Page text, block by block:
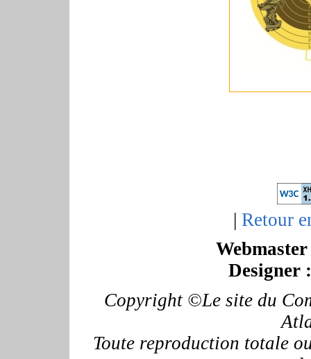
| Retour
Designer :
Copyright ©Le site du
Toute reproduction totale